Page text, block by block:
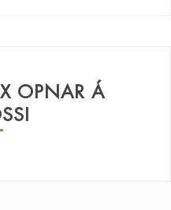
OPNAR Á